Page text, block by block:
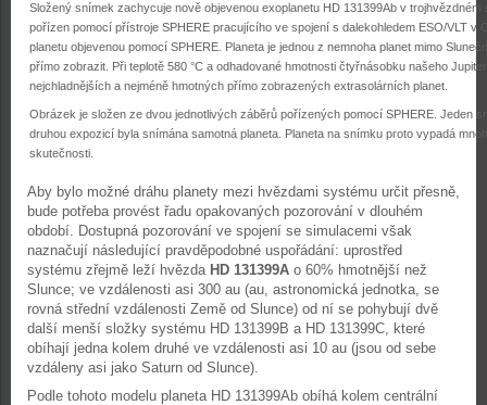
Složený snímek zachycuje nově objevenou exoplanetu HD 131399Ab v
pořízen pomocí přístroje SPHERE pracujícího ve spojení s dalekohledem ESO/VLT v
planetu objevenou pomocí SPHERE. Planeta je jednou z nemnoha planet mimo
přímo zobrazit. Při teplotě 580 °C a odhadované hmotnosti čtyřnásobku našeho
nejchladnějších a nejméně hmotných přímo zobrazených extrasolárních planet.
Obrázek je složen ze dvou jednotlivých záběrů pořízených pomocí SPHERE. Jeden
druhou expozicí byla snímána samotná planeta. Planeta na snímku proto vypadá
skutečnosti.
Aby bylo možné dráhu planety mezi hvězdami systému určit přesně,
bude potřeba provést řadu opakovaných pozorování v dlouhém
období. Dostupná pozorování ve spojení se simulacemi však
naznačují následující pravděpodobné uspořádání: uprostřed
systému zřejmě leží hvězda HD 131399A o 60% hmotnější než
Slunce; ve vzdálenosti asi 300 au (au, astronomická jednotka, se
rovná střední vzdálenosti Země od Slunce) od ní se pohybují dvě
další menší složky systému HD 131399B a HD 131399C, které
obíhají jedna kolem druhé ve vzdálenosti asi 10 au (jsou od sebe
vzdáleny asi jako Saturn od Slunce).
Podle tohoto modelu planeta HD 131399Ab obíhá kolem centrální